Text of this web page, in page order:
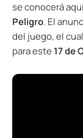
se conocerá
Peligro. El
del juego, el
para este 17 de